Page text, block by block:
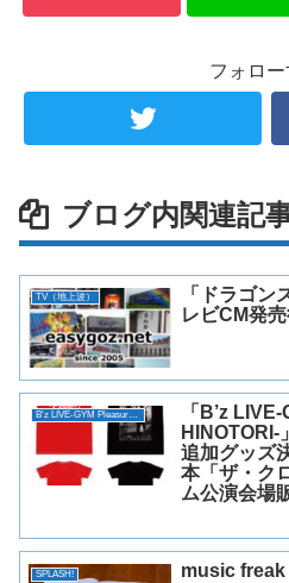
フォロー
ブログ内関連記
TV（地上波）
「ドラゴン
レビCM発
B'z LIVE-GYM Pleasure 2018 -HINOTORI-
「B’z
HINOTORI-
追加グッズ
本「ザ・ク
ム公演会場
SPLASH! music freak